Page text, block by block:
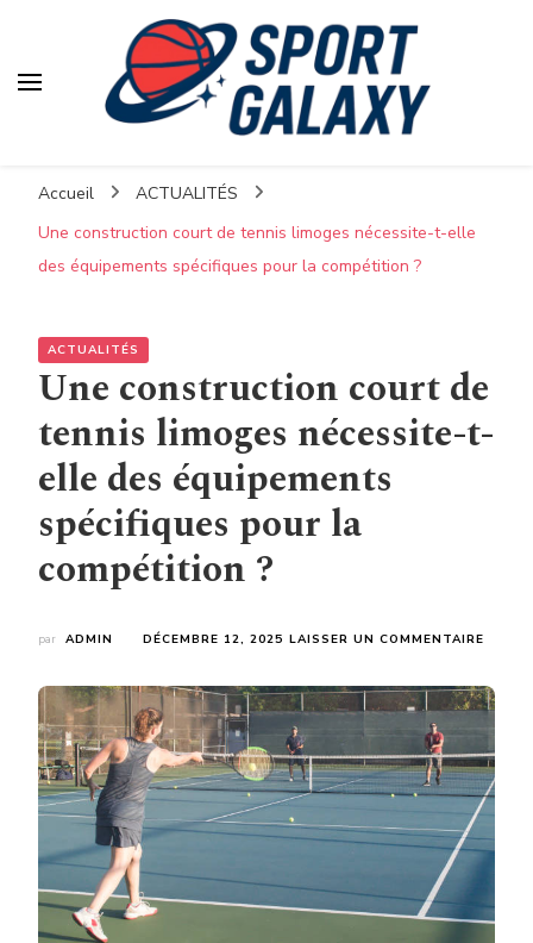
Accueil
ACTUALITÉS
Une construction court de tennis limoges nécessite-t-elle
des équipements spécifiques pour la compétition ?
ACTUALITÉS
Une construction court de
tennis limoges nécessite-t-
elle des équipements
spécifiques pour la
compétition ?
par ADMIN DÉCEMBRE 12, 2025 LAISSER UN COMMENTAIRE
COURT
T-
DES
POUR